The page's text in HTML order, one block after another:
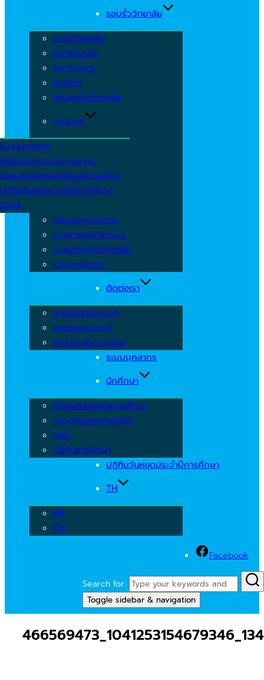
รอบรั้ววิทยาลัย
แนะนำวิทยาลัย
สภาวิทยาลัย
สภาวิชาการ
ผู้บริหาร
โครงสร้างวิทยาลัย
บุคลากร
ระบบบุคลากร
คู่มือจรรยาบรรณบุคลากร
นโยบายคุ้มครองข้อมูลส่วนบุคคล
ปฏิทินวันหยุดประจำปีการศึกษา
2568
คณะและหน่วยงาน
ข่าวสารและกิจกรรม
บรรยากาศในวิทยาลัย
ร่วมงานกับเรา
ติดต่อเรา
สายตรงอธิการบดี
สายตรงคณะบดี
สายตรงฝ่ายการเงิน
ระบบบุคลากร
นักศึกษา
สมัครสอบชิงทุนการศึกษา
ตรวจสอบผลการเรียน
กยศ.
ปฏิทินการศึกษา
ปฏิทินวันหยุดประจำปีการศึกษา
TH
EN
CN
Facebook
Search for:
Toggle sidebar & navigation